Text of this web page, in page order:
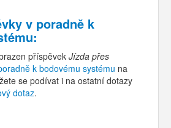
v poradně k
:
příspěvek Jízda přes
k bodovému systému na
se podívat i na ostatní dotazy
dotaz.